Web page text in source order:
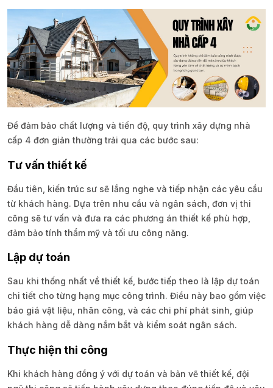
Để đảm bảo chất lượng và tiến độ, quy trình xây dựng nhà
cấp 4 đơn giản thường trải qua các bước sau:
Tư vấn thiết kế
Đầu tiên, kiến trúc sư sẽ lắng nghe và tiếp nhận các yêu cầu
từ khách hàng. Dựa trên nhu cầu và ngân sách, đơn vị thi
công sẽ tư vấn và đưa ra các phương án thiết kế phù hợp,
đảm bảo tính thẩm mỹ và tối ưu công năng.
Lập dự toán
Sau khi thống nhất về thiết kế, bước tiếp theo là lập dự toán
chi tiết cho từng hạng mục công trình. Điều này bao gồm việc
báo giá vật liệu, nhân công, và các chi phí phát sinh, giúp
khách hàng dễ dàng nắm bắt và kiểm soát ngân sách.
Thực hiện thi công
Khi khách hàng đồng ý với dự toán và bản vẽ thiết kế, đội